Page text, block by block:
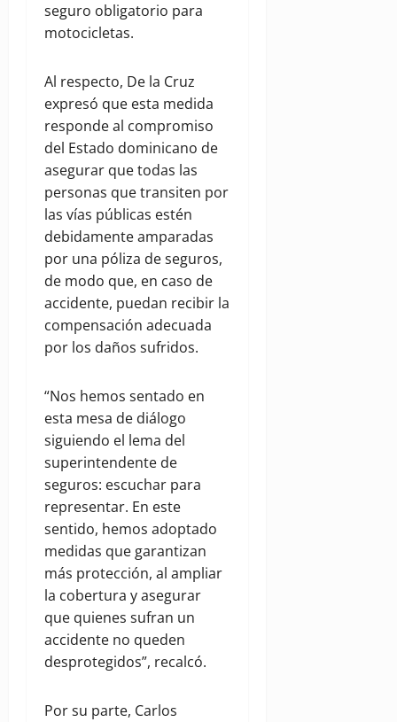
seguro obligatorio para
motocicletas.
Al respecto, De la Cruz
expresó que esta medida
responde al compromiso
del Estado dominicano de
asegurar que todas las
personas que transiten por
las vías públicas estén
debidamente amparadas
por una póliza de seguros,
de modo que, en caso de
accidente, puedan recibir la
compensación adecuada
por los daños sufridos.
“Nos hemos sentado en
esta mesa de diálogo
siguiendo el lema del
superintendente de
seguros: escuchar para
representar. En este
sentido, hemos adoptado
medidas que garantizan
más protección, al ampliar
la cobertura y asegurar
que quienes sufran un
accidente no queden
desprotegidos”, recalcó.
Por su parte, Carlos